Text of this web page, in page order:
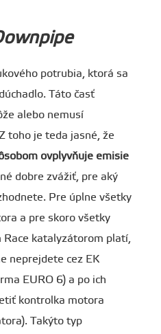
potrubia, ktorá sa
Táto časť
alebo nemusí
toho je teda jasné, že
ovplyvňuje emisie
dobre zvážiť, pre aký
Pre úplne všetky
a pre skoro všetky
katalyzátorom platí,
neprejdete cez EK
EURO 6) a po ich
kontrolka motora
Takýto typ